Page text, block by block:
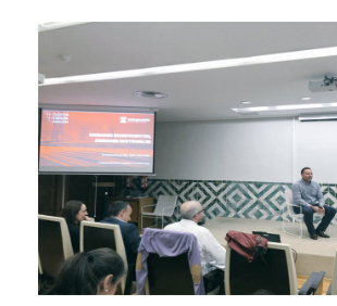
nombrado
del
Clúster
de
la
Energía
de
Aragón